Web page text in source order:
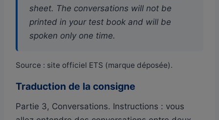
sheet. The conversations will not be
printed in your test book and will be
spoken only one time.
Source : site officiel ETS (marque déposée).
Traduction de la consigne
Partie 3, Conversations. Instructions : vous